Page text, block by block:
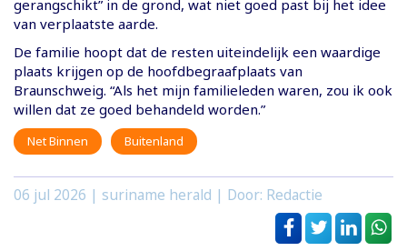
gerangschikt” in de grond, wat niet goed past bij het idee
van verplaatste aarde.
De familie hoopt dat de resten uiteindelijk een waardige
plaats krijgen op de hoofdbegraafplaats van
Braunschweig. “Als het mijn familieleden waren, zou ik ook
willen dat ze goed behandeld worden.”
Net Binnen Buitenland
06 jul 2026 | suriname herald | Door: Redactie